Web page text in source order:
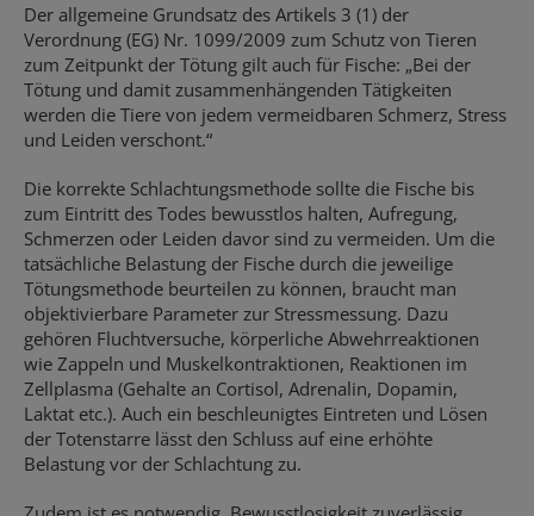
Der allgemeine Grundsatz des Artikels 3 (1) der
Verordnung (EG) Nr. 1099/2009 zum Schutz von Tieren
zum Zeitpunkt der Tötung gilt auch für Fische: „Bei der
Tötung und damit zusammenhängenden Tätigkeiten
werden die Tiere von jedem vermeidbaren Schmerz, Stress
und Leiden verschont.“
Die korrekte Schlachtungsmethode sollte die Fische bis
zum Eintritt des Todes bewusstlos halten, Aufregung,
Schmerzen oder Leiden davor sind zu vermeiden. Um die
tatsächliche Belastung der Fische durch die jeweilige
Tötungsmethode beurteilen zu können, braucht man
objektivierbare Parameter zur Stressmessung. Dazu
gehören Fluchtversuche, körperliche Abwehrreaktionen
wie Zappeln und Muskelkontraktionen, Reaktionen im
Zellplasma (Gehalte an Cortisol, Adrenalin, Dopamin,
Laktat etc.). Auch ein beschleunigtes Eintreten und Lösen
der Totenstarre lässt den Schluss auf eine erhöhte
Belastung vor der Schlachtung zu.